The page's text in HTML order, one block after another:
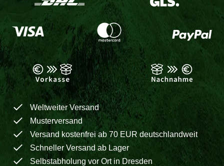
Weltweiter Versand
Musterversand
Versand kostenfrei ab 70 EUR deutschlandweit
Schneller Versand ab Lager
Selbstabholung vor Ort in Dresden